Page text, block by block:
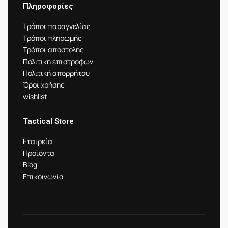
Πληροφορίες
Τρόποι παραγγελίας
Τρόποι πληρωμής
Τρόποι αποστολής
Πολιτική επιστροφών
Πολιτική απορρήτου
Όροι χρήσης
wishlist
Tactical Store
Εταιρεία
Προϊόντα
Blog
Επικοινωνία